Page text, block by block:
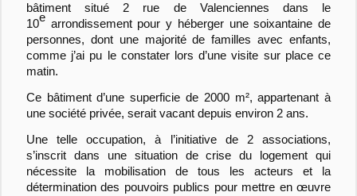
bâtiment situé 2 rue de Valenciennes dans le
10earrondissement pour y héberger une soixantaine de
personnes, dont une majorité de familles avec enfants,
comme j’ai pu le constater lors d’une visite sur place ce
matin.
Ce bâtiment d’une superficie de 2000 m², appartenant à
une société privée, serait vacant depuis environ 2 ans.
Une telle occupation, à l’initiative de 2 associations,
s’inscrit dans une situation de crise du logement qui
nécessite la mobilisation de tous les acteurs et la
détermination des pouvoirs publics pour mettre en œuvre